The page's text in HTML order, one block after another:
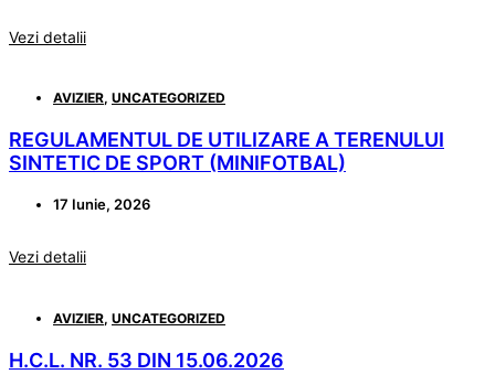
Vezi detalii
AVIZIER, UNCATEGORIZED
REGULAMENTUL DE UTILIZARE A TERENULUI
SINTETIC DE SPORT (MINIFOTBAL)
17 Iunie, 2026
Vezi detalii
AVIZIER, UNCATEGORIZED
H.C.L. NR. 53 DIN 15.06.2026